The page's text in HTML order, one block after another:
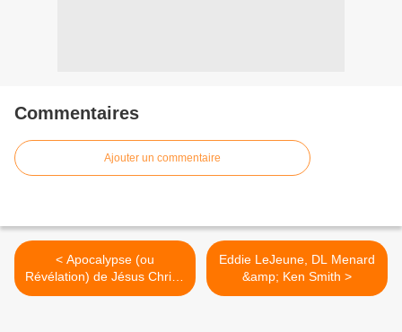
Commentaires
Ajouter un commentaire
< Apocalypse (ou
Révélation) de Jésus Christ,
à qui Dieu l'a confiée pour
Eddie LeJeune, DL Menard
&amp; Ken Smith >